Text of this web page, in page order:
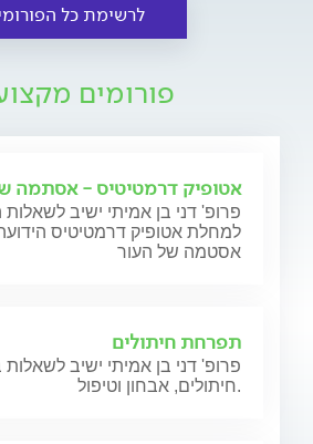
לרשימת כל
פורומים
אטופיק דרמטיטיס - אסתמה
פרופ' דני בן אמיתי ישיב לשאלות
למחלת אטופיק דרמטיטיס
אסטמה של העור
תפרחת חיתולים
פרופ' דני בן אמיתי ישיב
חיתולים, אבחון וטיפול.